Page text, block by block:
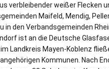
verbleibender weißer Flecken
Maifeld, Mendig,
in den Verbandsgemeinden
ist an die Deutsche
Landkreis Mayen-Koblenz
Kommunen. Nach